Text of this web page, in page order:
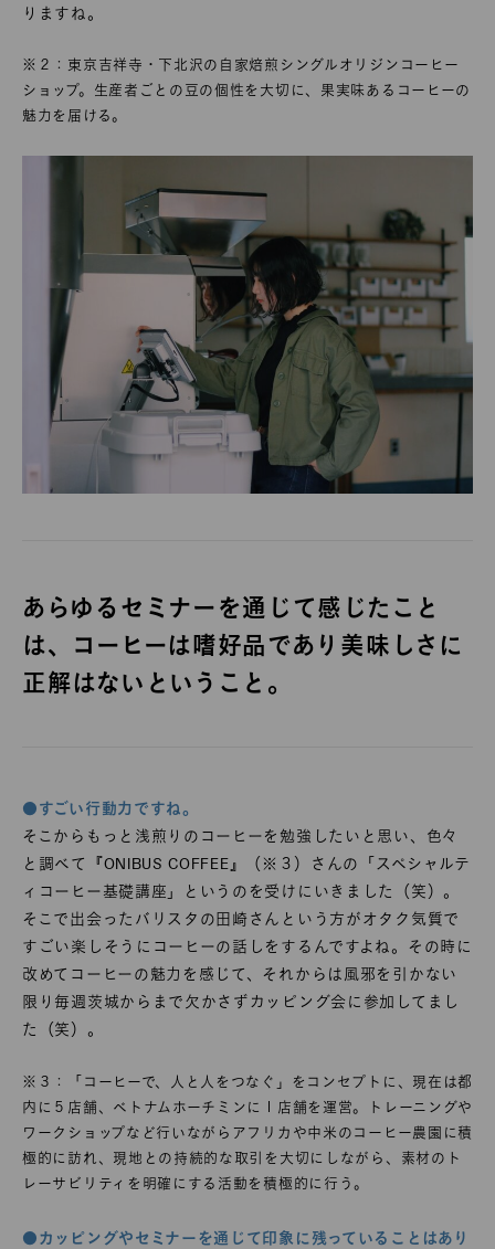
りますね。
※２：東京吉祥寺・下北沢の自家焙煎シングルオリジンコーヒー
ショップ。生産者ごとの豆の個性を大切に、果実味あるコーヒーの
魅力を届ける。
あらゆるセミナーを通じて感じたこと
は、コーヒーは嗜好品であり美味しさに
正解はないということ。
●すごい行動力ですね。
そこからもっと浅煎りのコーヒーを勉強したいと思い、色々
と調べて『ONIBUS COFFEE』（※３）さんの「スペシャルテ
ィコーヒー基礎講座」というのを受けにいきました（笑）。
そこで出会ったバリスタの田崎さんという方がオタク気質で
すごい楽しそうにコーヒーの話しをするんですよね。その時に
改めてコーヒーの魅力を感じて、それからは風邪を引かない
限り毎週茨城からまで欠かさずカッピング会に参加してまし
た（笑）。
※３：「コーヒーで、人と人をつなぐ」をコンセプトに、現在は都
内に５店舗、ベトナムホーチミンに１店舗を運営。トレーニングや
ワークショップなど行いながらアフリカや中米のコーヒー農園に積
極的に訪れ、現地との持続的な取引を大切にしながら、素材のト
レーサビリティを明確にする活動を積極的に行う。
●カッピングやセミナーを通じて印象に残っていることはあり